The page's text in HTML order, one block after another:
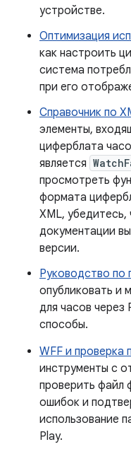
устройстве.
Оптимизация
как настроить
система
при его
Справочник по
элементы,
циферблата
является
просмотреть
формата
XML, убедитесь,
документации
версии.
Руководство по
опубликовать и
для часов через
способы.
WFF и проверка
инструменты с
проверить файл
ошибок и
использование
Play.